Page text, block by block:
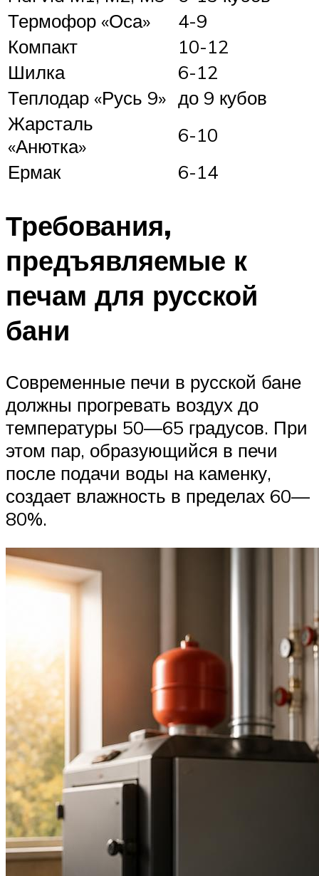
Термофор «Оса»
4-9
Компакт
10-12
Шилка
6-12
Теплодар «Русь 9» до 9 кубов
Жарсталь
«Анютка»
6-10
Ермак
6-14
Требования,
предъявляемые к
печам для русской
бани
Современные печи в русской бане
должны прогревать воздух до
температуры 50—65 градусов. При
этом пар, образующийся в печи
после подачи воды на каменку,
создает влажность в пределах 60—
80%.